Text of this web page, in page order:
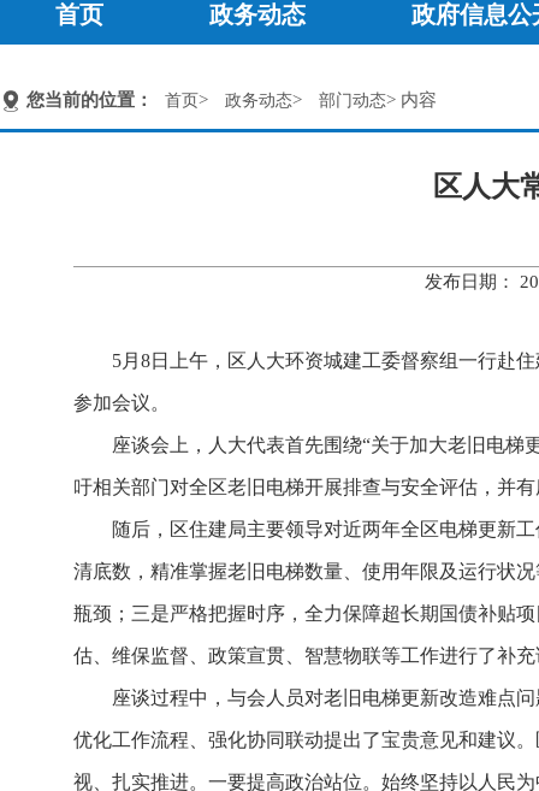
首页 政务动态 政府信息公
您当前的位置： 首页> 政务动态> 部门动态> 内容
区人大
发布日期：
5月8日上午，区人大环资城建工委督察组一行赴
参加会议。
座谈会上，人大代表首先围绕“关于加大老旧电
吁相关部门对全区老旧电梯开展排查与安全评估，并
随后，区住建局主要领导对近两年全区电梯更新
清底数，精准掌握老旧电梯数量、使用年限及运行状
瓶颈；三是严格把握时序，全力保障超长期国债补贴
估、维保监督、政策宣贯、智慧物联等工作进行了补
座谈过程中，与会人员对老旧电梯更新改造难点
优化工作流程、强化协同联动提出了宝贵意见和建议
视、扎实推进。一要提高政治站位。始终坚持以人民